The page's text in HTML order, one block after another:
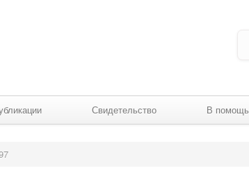
Свидетельство В помощь